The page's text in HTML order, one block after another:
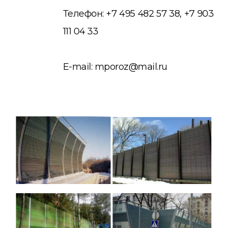
Телефон: +7 495 482 57 38, +7 903
111 04 33
E-mail: mporoz@mail.ru